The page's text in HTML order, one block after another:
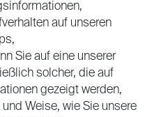
auf unseren
Sie auf eine unserer
solcher, die auf
gezeigt werden,
Weise, wie Sie unsere